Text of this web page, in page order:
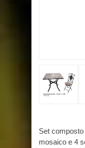
Set
mosaico e 4